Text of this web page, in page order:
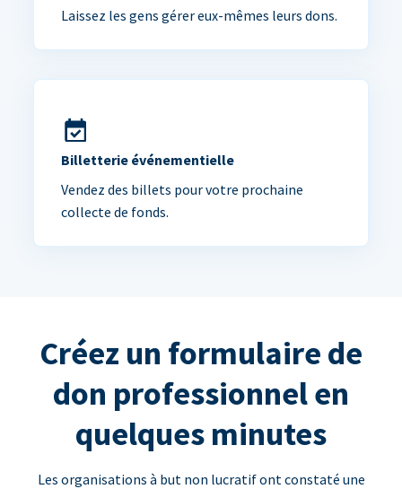
Laissez les gens gérer eux-mêmes leurs dons.
Billetterie événementielle
Vendez des billets pour votre prochaine
collecte de fonds.
Créez un formulaire de
don professionnel en
quelques minutes
Les organisations à but non lucratif ont constaté une